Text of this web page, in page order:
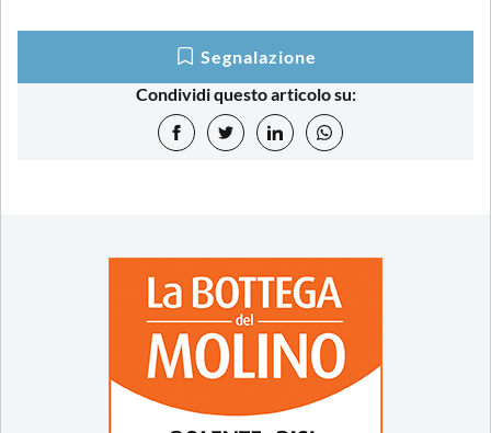
Segnalazione
Condividi questo articolo su: